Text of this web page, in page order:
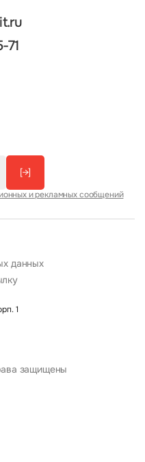
71
[→]
и рекламных сообщений
данных
1
защищены